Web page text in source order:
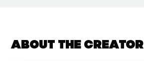
About the creator